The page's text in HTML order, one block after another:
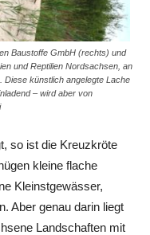
Baustoffe GmbH (rechts) und
und Reptilien Nordsachsen, an
künstlich angelegte Lache
– wird aber von
so ist die Kreuzkröte
kleine flache
Kleinstgewässer,
Aber genau darin liegt
Landschaften mit